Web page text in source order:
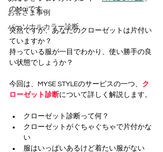
お客さま事例
パーソナルカラー診断
のMaiです。
突然ですが、あなたのクローゼットは片付い
ていますか？
持っている服が一目でわかり、使い勝手の良
い状態でしょうか？
今回は、MYSE STYLEのサービスの一つ、 ク
ローゼット診断について詳しく解説します。
クローゼット診断って何？
クローゼットがぐちゃぐちゃで片付かな
い
服はいっぱいあるけど着たい服がない